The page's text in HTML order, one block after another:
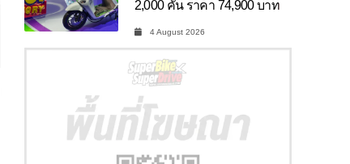
2,000 คัน ราคา 74,900 บาท
4 August 2026